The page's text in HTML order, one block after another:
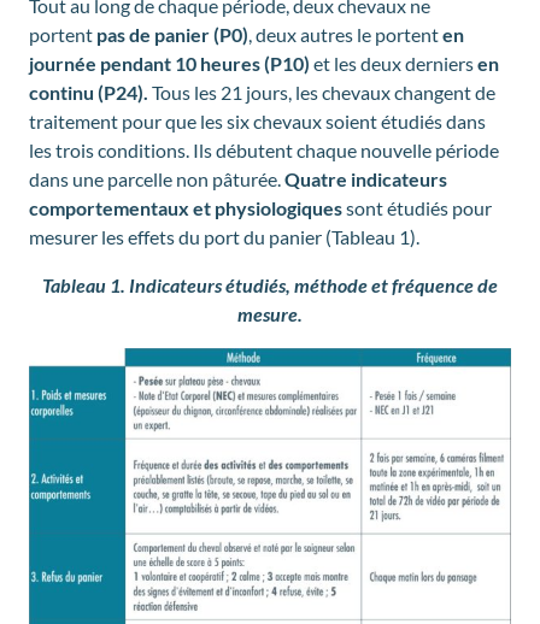
Tout au long de chaque période, deux chevaux ne
portent pas de panier (P0), deux autres le portenten
journée pendant 10 heures (P10) et les deux derniersen
continu (P24). Tous les 21 jours, les chevaux changent de
traitement pour que les six chevaux soient étudiés dans
les trois conditions. Ils débutent chaque nouvelle période
dans une parcelle non pâturée.Quatre indicateurs
comportementaux et physiologiquessont étudiés pour
mesurer les effets du port du panier (Tableau 1).
Tableau 1. Indicateurs étudiés, méthode et fréquence de
mesure.